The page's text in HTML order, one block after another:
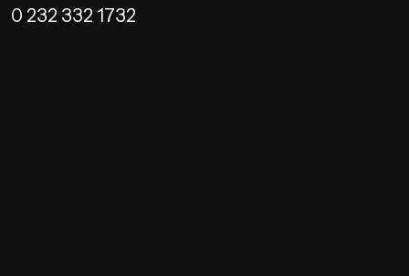
0 232 332 1732